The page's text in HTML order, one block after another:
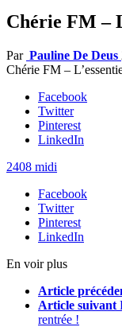
Chérie FM –
Par Pauline De Deus
Chérie FM –
Facebook
Twitter
Pinterest
LinkedIn
2408 midi
Facebook
Twitter
Pinterest
LinkedIn
En voir plus
Article
Article suivant
rentrée !